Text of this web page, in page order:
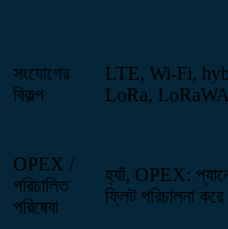
সংযোগের
বিকল্প
LTE, Wi-Fi,
LoRa,
OPEX /
পরিচালিত
পরিষেবা
হ্যাঁ, OPEX:
ফ্লিট পরিচালনা করে